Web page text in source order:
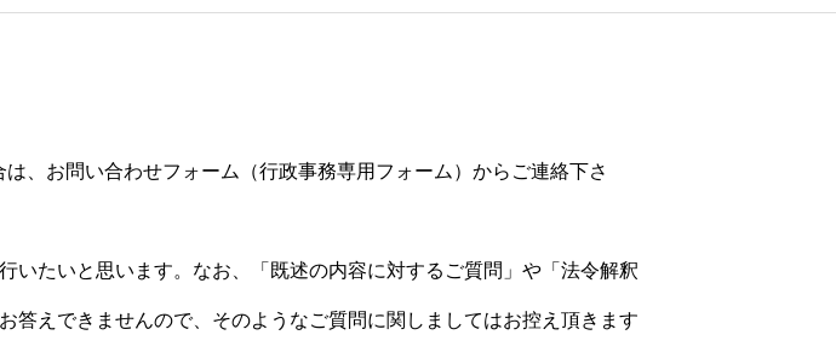
、お問い合わせフォーム（行政事務専用フォーム）からご連絡下さ
たいと思います。なお、「既述の内容に対するご質問」や「法令解釈
えできませんので、そのようなご質問に関しましてはお控え頂きます